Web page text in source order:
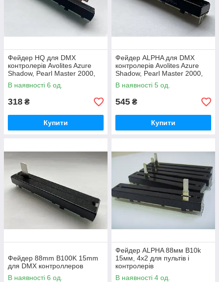
Фейдер HQ для DMX
контролерів Avolites Azure
Shadow, Pearl Master 2000,
2004, 2008, 2010
В наявності 6 од.
318 ₴
Купити
Фейдер ALPHA для DMX
контролерів Avolites Azure
Shadow, Pearl Master 2000,
2004, 2008, 2010
В наявності 5 од.
545 ₴
Купити
Фейдер 88mm B100K 15mm
для DMX контроллеров
В наявності 6 од.
Фейдер ALPHA 88мм B10k
15мм, 4x2 для пультів і
контролерів
В наявності 4 од.